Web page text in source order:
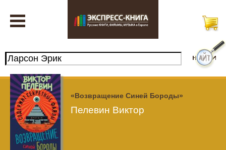
«Возвращение Синей Бороды»
Пелевин Виктор